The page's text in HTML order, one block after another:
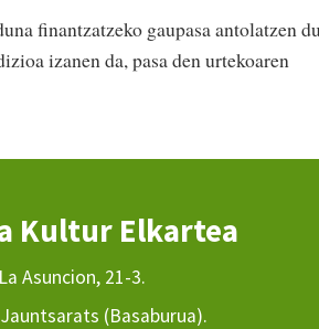
finantzatzeko gaupasa antolatzen
izanen da, pasa den urtekoaren
Kultur Elkartea
La Asuncion, 21-3.
(Basaburua).